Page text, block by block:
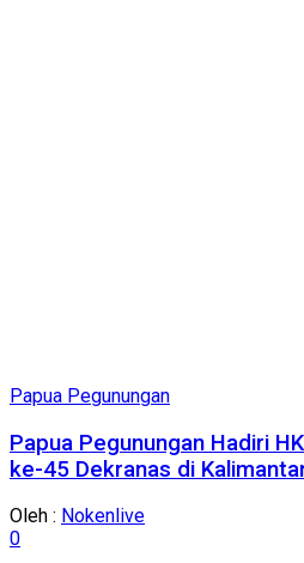
Papua Pegunungan
Papua Pegunungan Hadiri
ke-45 Dekranas di
Oleh : Nokenlive
0